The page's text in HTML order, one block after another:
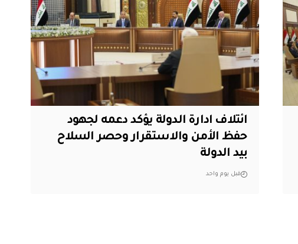
ائتلاف ادارة الدولة يؤكد دعمه لجهود
حفظ الأمن والاستقرار وحصر السلاح
بيد الدولة
قبل يوم واحد